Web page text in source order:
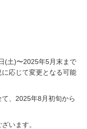
(土)〜2025年5月末まで
応じて変更となる可能
、2025年8月初旬から
います。